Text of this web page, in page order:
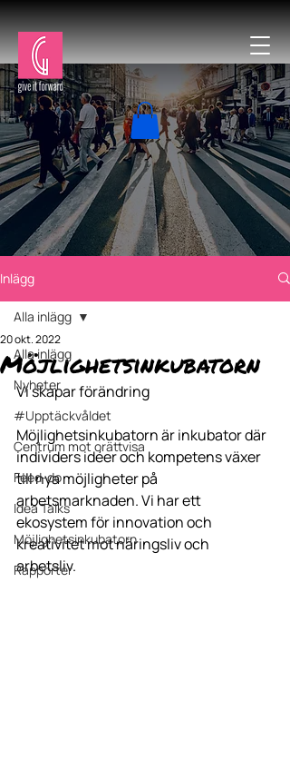
Inlägg
Alla inlägg
Nyheter
#Upptäckvåldet
Centrum mot orättvisa
Feed-do
Idea Talks
Möjlighetsinkubatorn
Rapporter
Alla inlägg
Möjlighetsinkubatorn
20 okt. 2022
Vi skapar förändring
Möjlighetsinkubatorn är inkubator där
individers idéer och kompetens växer
till nya möjligheter på
arbetsmarknaden. Vi har ett
ekosystem för innovation och
kreativitet mot näringsliv och
arbetsliv.